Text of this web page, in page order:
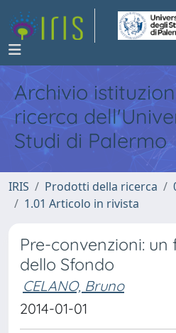
Archivio
ricerca
Studi di Palermo
IRIS Prodotti della ricerca
1.01 Articolo in rivista
Pre-convenzioni:
dello Sfondo
CELANO, Bruno
2014-01-01